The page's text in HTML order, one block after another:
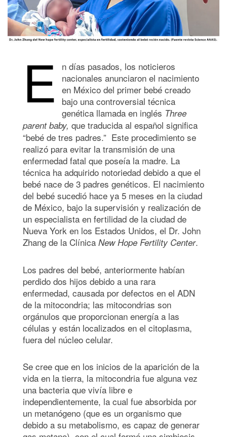
E
n días pasados, los noticieros
nacionales anunciaron el nacimiento
en México del primer bebé creado
bajo una controversial técnica
genética llamada en inglés Three
parent baby, que traducida al español significa
“bebé de tres padres.” Este procedimiento se
realizó para evitar la transmisión de una
enfermedad fatal que poseía la madre. La
técnica ha adquirido notoriedad debido a que el
bebé nace de 3 padres genéticos. El nacimiento
del bebé sucedió hace ya 5 meses en la ciudad
de México, bajo la supervisión y realización de
un especialista en fertilidad de la ciudad de
Nueva York en los Estados Unidos, el Dr. John
Zhang de la Clínica New Hope Fertility Center.
Los padres del bebé, anteriormente habían
perdido dos hijos debido a una rara
enfermedad, causada por defectos en el ADN
de la mitocondria; las mitocondrias son
orgánulos que proporcionan energía a las
células y están localizados en el citoplasma,
fuera del núcleo celular.
Se cree que en los inicios de la aparición de la
vida en la tierra, la mitocondria fue alguna vez
una bacteria que vivía libre e
independientemente, la cual fue absorbida por
un metanógeno (que es un organismo que
debido a su metabolismo, es capaz de generar